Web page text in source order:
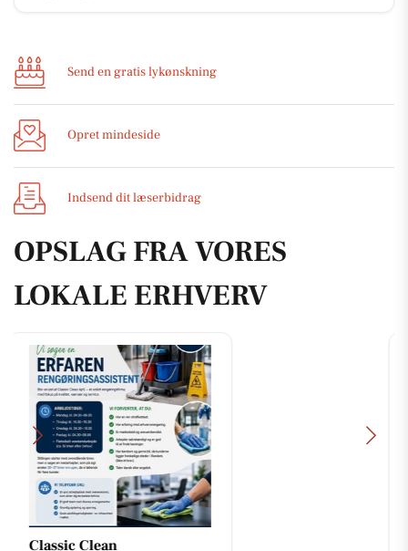
Send en gratis lykønskning
Opret mindeside
Indsend dit læserbidrag
OPSLAG FRA VORES
LOKALE ERHVERV
SPAR Skejby